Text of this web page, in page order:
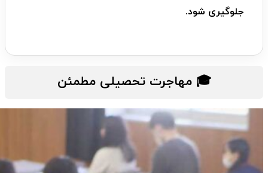
جلوگیری شود.
🎓 مهاجرت تحصیلی مطمئن